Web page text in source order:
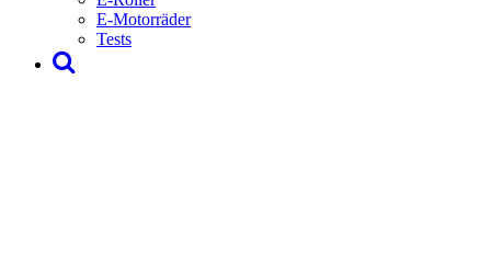
E-Motorräder
Tests